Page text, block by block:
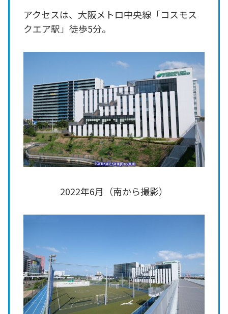
アクセスは、大阪メトロ中央線「コスモス
クエア駅」徒歩5分。
2022年6月（南から撮影）